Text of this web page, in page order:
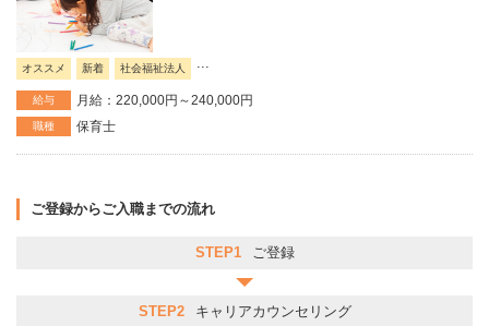
オススメ 新着 社会福祉法人
給与 月給：220,000円～240,000円
職種 保育士
ご登録からご入職までの流れ
STEP1 ご登録
STEP2 キャリアカウンセリング